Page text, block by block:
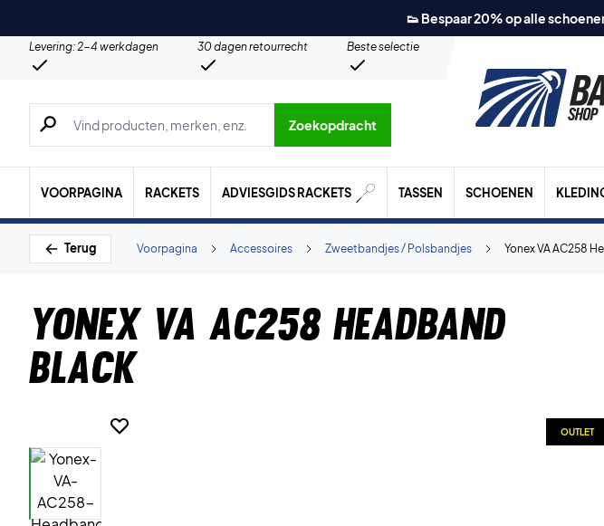
👟 Bespaar 20% op alle
Levering: 2-4 werkdagen 30 dagen retourrecht
Beste selectie
Zoeken naar producten, merken etc.
Zoekopdracht
VOORPAGINA RACKETS ADVIESGIDS RACKETS TASSEN SCHOENEN
Terug Yonex VA AC258
Zweetbandjes / Polsbandjes
Accessoires
Voorpagina
Yonex VA AC258 Headband
Black
OUTLET